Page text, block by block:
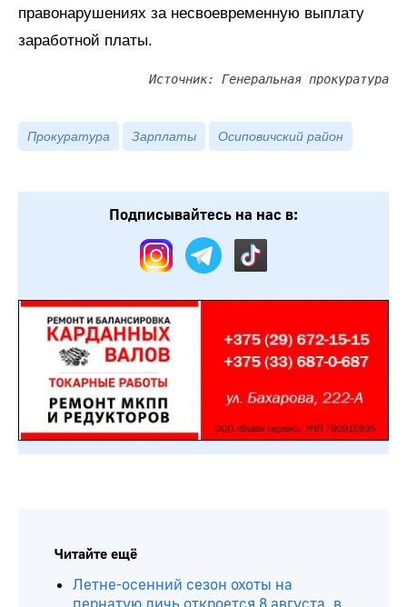
правонарушениях за несвоевременную выплату
заработной платы.
Источник: Генеральная прокуратура
Прокуратура Зарплаты Осиповичский район
Подписывайтесь на нас в:
Читайте ещё
Летне-осенний сезон охоты на